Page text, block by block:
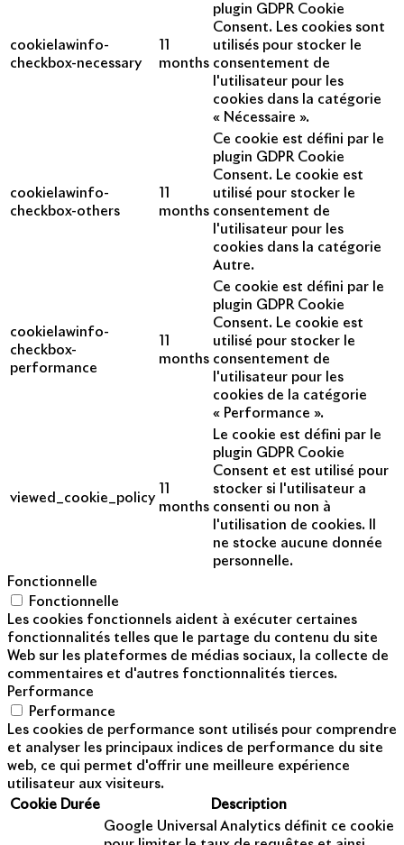
cookielawinfo-
checkbox-necessary
months
plugin GDPR Cookie
Consent. Les cookies sont
utilisés pour stocker le
consentement de
l'utilisateur pour les
cookies dans la catégorie
« Nécessaire ».
cookielawinfo-
checkbox-others
months
Ce cookie est défini par le
plugin GDPR Cookie
Consent. Le cookie est
utilisé pour stocker le
consentement de
l'utilisateur pour les
cookies dans la catégorie
Autre.
cookielawinfo-
checkbox-
performance
months
Ce cookie est défini par le
plugin GDPR Cookie
Consent. Le cookie est
utilisé pour stocker le
consentement de
l'utilisateur pour les
cookies de la catégorie
« Performance ».
viewed_cookie_policy
months
Le cookie est défini par le
plugin GDPR Cookie
Consent et est utilisé pour
stocker si l'utilisateur a
consenti ou non à
l'utilisation de cookies. Il
ne stocke aucune donnée
personnelle.
Fonctionnelle
Fonctionnelle
Les cookies fonctionnels aident à exécuter certaines
fonctionnalités telles que le partage du contenu du site
Web sur les plateformes de médias sociaux, la collecte de
commentaires et d'autres fonctionnalités tierces.
Performance
Performance
Les cookies de performance sont utilisés pour comprendre
et analyser les principaux indices de performance du site
web, ce qui permet d'offrir une meilleure expérience
utilisateur aux visiteurs.
Cookie Durée
Description
Google Universal Analytics définit ce cookie